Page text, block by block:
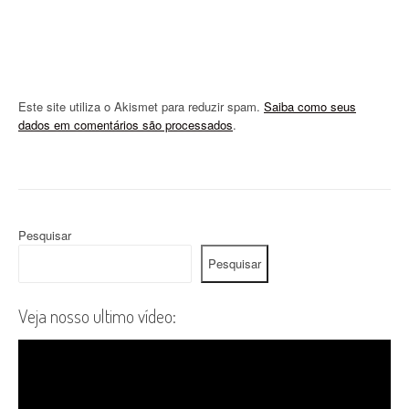
Este site utiliza o Akismet para reduzir spam. Saiba como seus
dados em comentários são processados.
Pesquisar
Pesquisar
Veja nosso ultimo vídeo: